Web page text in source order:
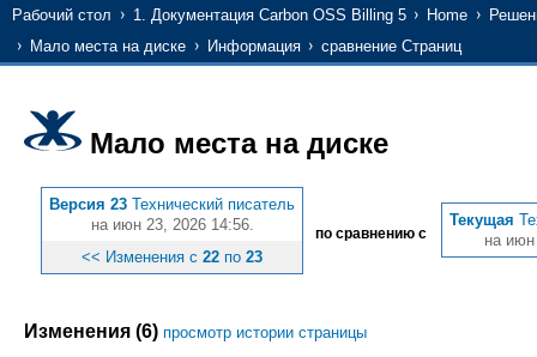
Рабочий стол 1. Документация Carbon OSS Billing 5 Home
Мало места на диске
Информация сравнение Страниц
Мало места на диске
Версия 23 Технический писатель
на июн 23, 2026 14:56.
<< Изменения с 22 по 23
по сравнению с
Текущая
на
Изменения (6) просмотр истории страницы